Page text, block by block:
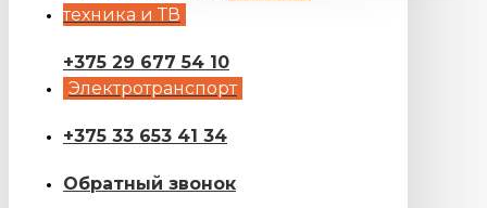
техника и ТВ
+375 29 677 54 10
Электротранспорт
+375 33 653 41 34
Обратный звонок